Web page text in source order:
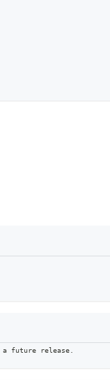
in a future release.